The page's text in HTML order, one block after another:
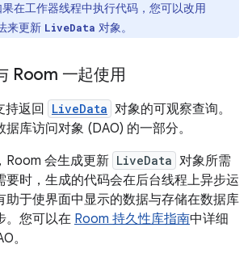
在工作器线程中执行代码，您可以改用
来更新 LiveData 对象。
Room 一起使用
持返回 LiveData 对象的可观察查询。
库访问对象 (DAO) 的一部分。
Room 会生成更新 LiveData 对象所需
要时，生成的代码会在后台线程上异步运
助于使界面中显示的数据与存储在数据库
。您可以在 Room 持久性库指南中详细
。